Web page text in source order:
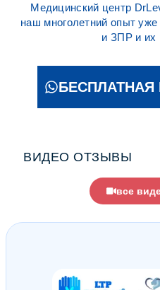
Медицинский центр
наш многолетний опыт
и ЗПР и их
БЕСПЛАТНАЯ
ВИДЕО ОТЗЫВЫ
все